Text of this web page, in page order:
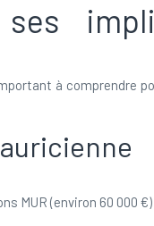
à comprendre
MUR (environ 60 000 €)